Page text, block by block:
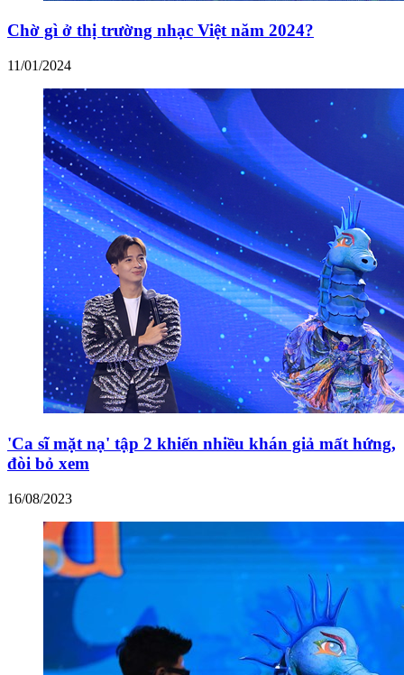
Chờ gì ở thị trường nhạc Việt năm 2024?
11/01/2024
'Ca sĩ mặt nạ' tập 2 khiến nhiều khán giả mất hứng,
đòi bỏ xem
16/08/2023